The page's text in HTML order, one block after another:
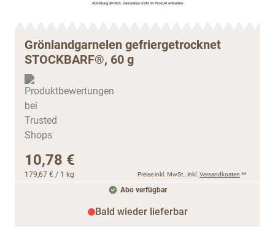
Grönlandgarnelen gefriergetrocknet
STOCKBARF®, 60 g
10,78 €
179,67 € / 1 kg Preise inkl. MwSt., inkl. Versandkosten **
Abo verfügbar
Bald wieder lieferbar